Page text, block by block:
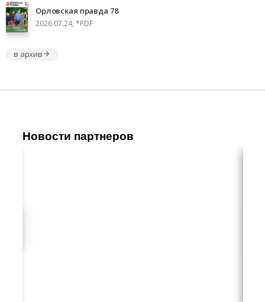
Орловская правда 78
2026.07.24, *PDF
в архив
Новости партнеров